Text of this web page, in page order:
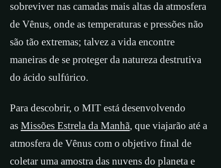
sobreviver nas camadas mais altas da atmosfera
de Vênus, onde as temperaturas e pressões não
são tão extremas; talvez a vida encontre
maneiras de se proteger da natureza destrutiva
do ácido sulfúrico.
Para descobrir, o MIT está desenvolvendo
as Missões Estrela da Manhã, que viajarão até a
atmosfera de Vênus com o objetivo final de
coletar uma amostra das nuvens do planeta e